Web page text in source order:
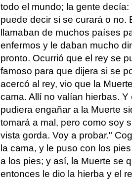
todo el mundo; la gente
puede decir si se curará o no.
llamaban de muchos países
enfermos y le daban mucho
pronto. Ocurrió que el rey se
famoso para que dijera si se
acercó al rey, vio que la
cama. Allí no valían hierbas. Y
pudiera engañar a la Muerte
tomará a mal, pero como soy
vista gorda. Voy a probar."
la cama, y le puso con los
a los pies; y así, la Muerte se
entonces le dio la hierba y el